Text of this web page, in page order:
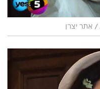
/ אתר יצרן